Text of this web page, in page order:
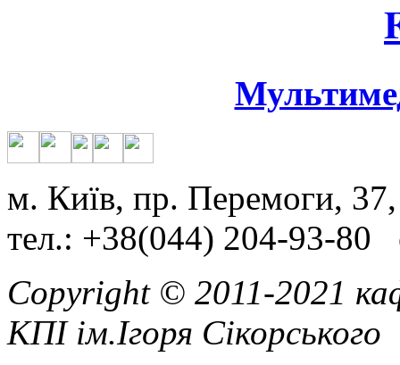
м. Київ, пр. Перемоги,
тел.: +38(044) 204-93-
Copyright © 2011-2021
КПІ ім.Ігоря Сікорського